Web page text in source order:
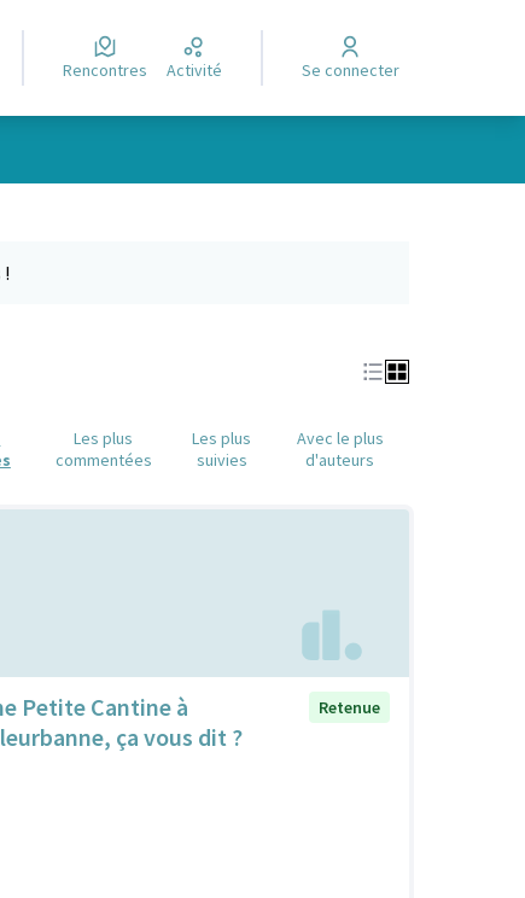
Rencontres Activité Se connecter
Les plus
commentées
Les plus
suivies
Avec le plus
d'auteurs
Petite Cantine à
ça vous dit ?
Retenue